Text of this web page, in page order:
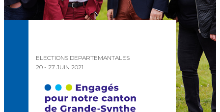
ELECTIONS DEPARTEMANTALES
20 - 27 JUIN 2021